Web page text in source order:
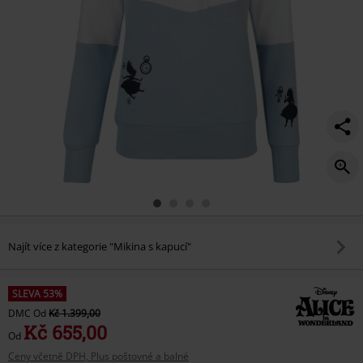
Najít více z kategorie "Mikina s kapucí"
SLEVA 53%
DMC Od Kč 1.399,00
Od Kč 655,00
Ceny včetně DPH, Plus poštovné a balné